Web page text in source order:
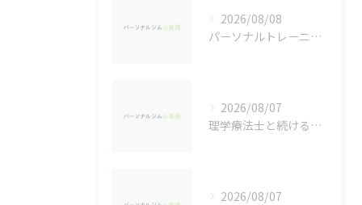
2026/08/08
パーソナルトレーニングで自己挑戦するなら心斎橋駅近周辺で失敗しない選び方ガイド
2026/08/07
理学療法士と続ける個別パーソナルトレーニングの魅力
2026/08/07